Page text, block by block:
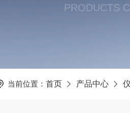
PRODUCTS
当前位置： 首页 产品中心